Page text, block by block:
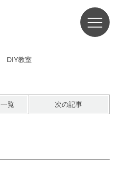
DIY教室
一覧 次の記事